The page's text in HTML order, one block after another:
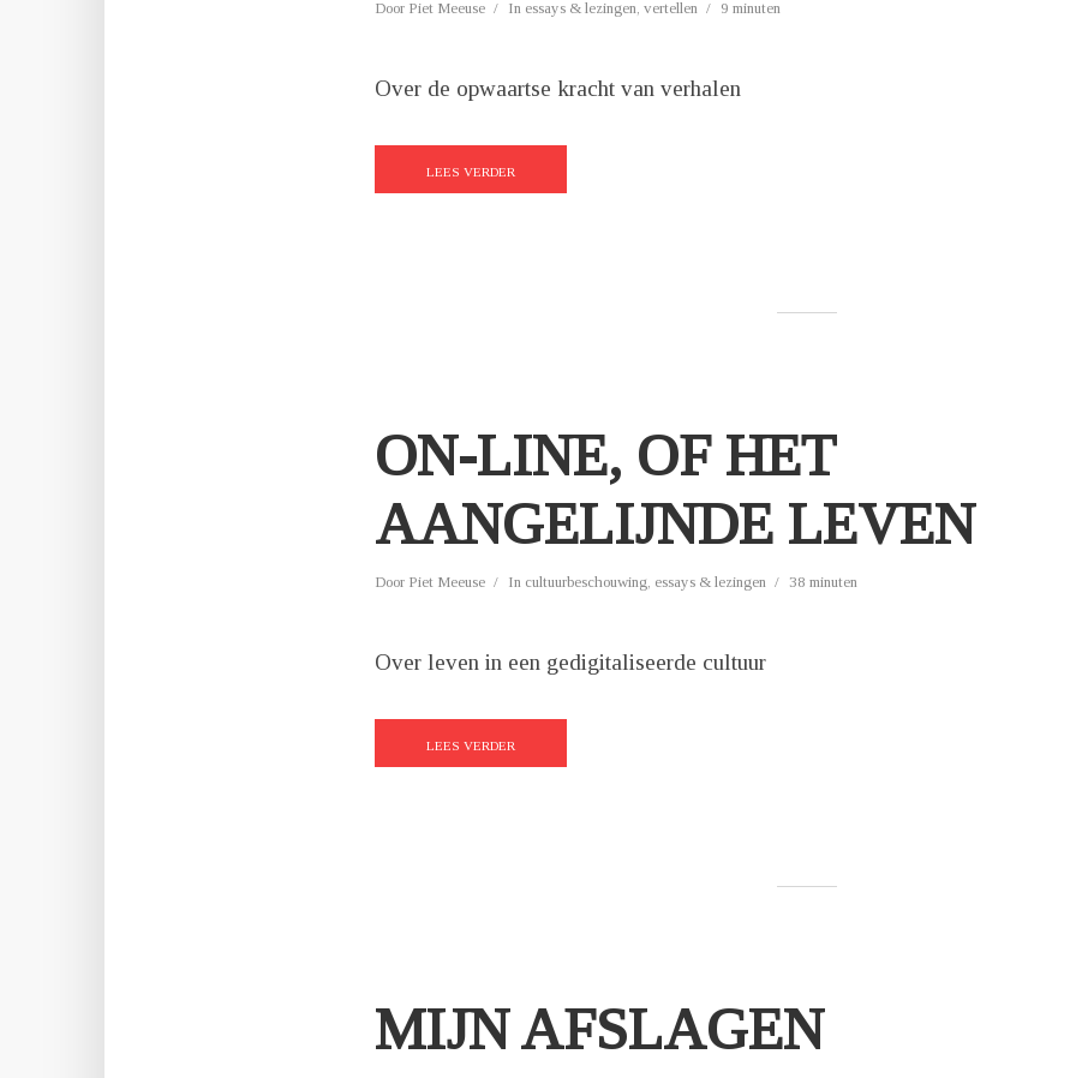
Door Piet Meeuse In essays & lezingen, vertellen 9 minuten
Over de opwaartse kracht van verhalen
LEES VERDER
ON-LINE, OF HET
AANGELIJNDE LEVEN
Door Piet Meeuse In cultuurbeschouwing, essays & lezingen 38 minuten
Over leven in een gedigitaliseerde cultuur
LEES VERDER
MIJN AFSLAGEN